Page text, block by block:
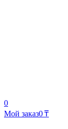
0
Мой заказ0 ₸